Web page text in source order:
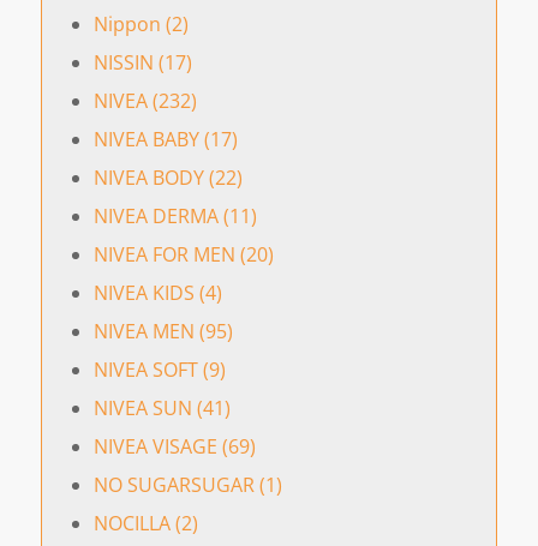
Nippon (2)
NISSIN (17)
NIVEA (232)
NIVEA BABY (17)
NIVEA BODY (22)
NIVEA DERMA (11)
NIVEA FOR MEN (20)
NIVEA KIDS (4)
NIVEA MEN (95)
NIVEA SOFT (9)
NIVEA SUN (41)
NIVEA VISAGE (69)
NO SUGARSUGAR (1)
NOCILLA (2)